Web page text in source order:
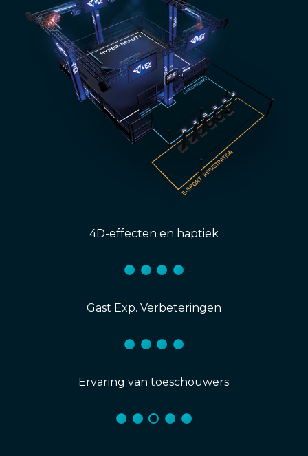
4D-effecten en haptiek
Gast Exp. Verbeteringen
Ervaring van toeschouwers